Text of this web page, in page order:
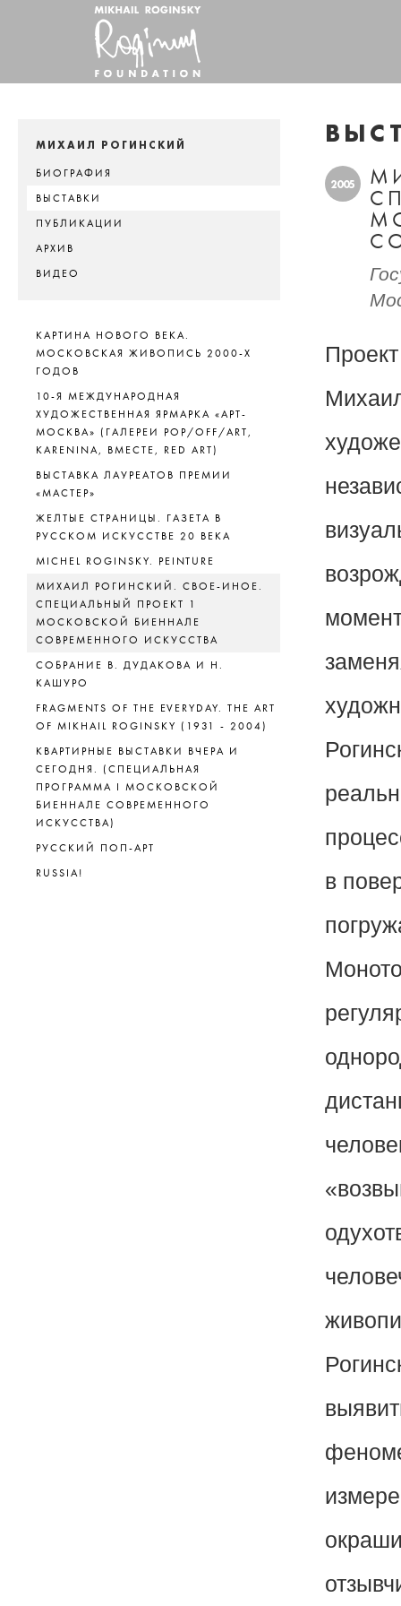
МИХАИЛ РОГИНСКИЙ
БИОГРАФИЯ
ВЫСТАВКИ
ПУБЛИКАЦИИ
АРХИВ
ВИДЕО
КАРТИНА НОВОГО ВЕКА.
МОСКОВСКАЯ ЖИВОПИСЬ 2000-Х
ГОДОВ
10-Я МЕЖДУНАРОДНАЯ
ХУДОЖЕСТВЕННАЯ ЯРМАРКА «АРТ-
МОСКВА» (ГАЛЕРЕИ POP/OFF/ART,
KARENINA, ВМЕСТЕ, RED ART)
ВЫСТАВКА ЛАУРЕАТОВ ПРЕМИИ
«МАСТЕР»
ЖЕЛТЫЕ СТРАНИЦЫ. ГАЗЕТА В
РУССКОМ ИСКУССТВЕ 20 ВЕКА
MICHEL ROGINSKY. PEINTURE
МИХАИЛ РОГИНСКИЙ. СВОЕ-ИНОЕ.
СПЕЦИАЛЬНЫЙ ПРОЕКТ 1
МОСКОВСКОЙ БИЕННАЛЕ
СОВРЕМЕННОГО ИСКУССТВА
СОБРАНИЕ В. ДУДАКОВА И Н.
КАШУРО
FRAGMENTS OF THE EVERYDAY. THE ART
OF MIKHAIL ROGINSKY (1931 - 2004)
КВАРТИРНЫЕ ВЫСТАВКИ ВЧЕРА И
СЕГОДНЯ. (СПЕЦИАЛЬНАЯ
ПРОГРАММА I МОСКОВСКОЙ
БИЕННАЛЕ СОВРЕМЕННОГО
ИСКУССТВА)
РУССКИЙ ПОП-АРТ
RUSSIA!
2005
в